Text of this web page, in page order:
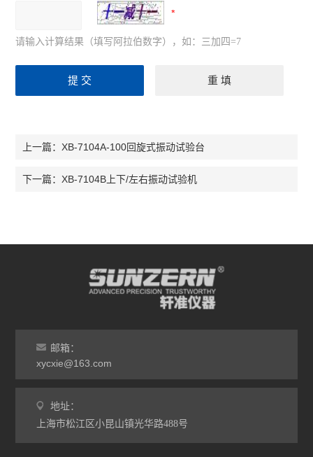
请输入计算结果（填写阿拉伯数字），如：三加四=7
上一篇：XB-7104A-100回旋式振动试验台
下一篇：XB-7104B上下/左右振动试验机
邮箱：
xycxie@163.com
地址：
上海市松江区小昆山镇光华路488号